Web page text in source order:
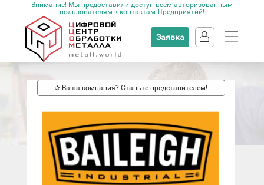
Внимание! Мы предоставили доступ всем авторизованным
пользователям к контактам Предприятий!
Заявка
✰ Ваша компания? Станьте представителем!